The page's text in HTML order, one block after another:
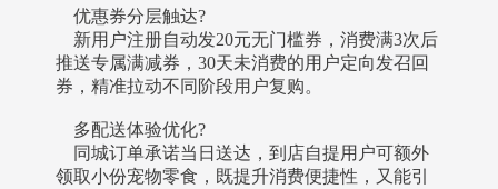
优惠券分层触达?
新用户注册自动发20元无门槛券，消费满3次后
推送专属满减券，30天未消费的用户定向发召回
券，精准拉动不同阶段用户复购。
多配送体验优化?
同城订单承诺当日送达，到店自提用户可额外
领取小份宠物零食，既提升消费便捷性，又能引